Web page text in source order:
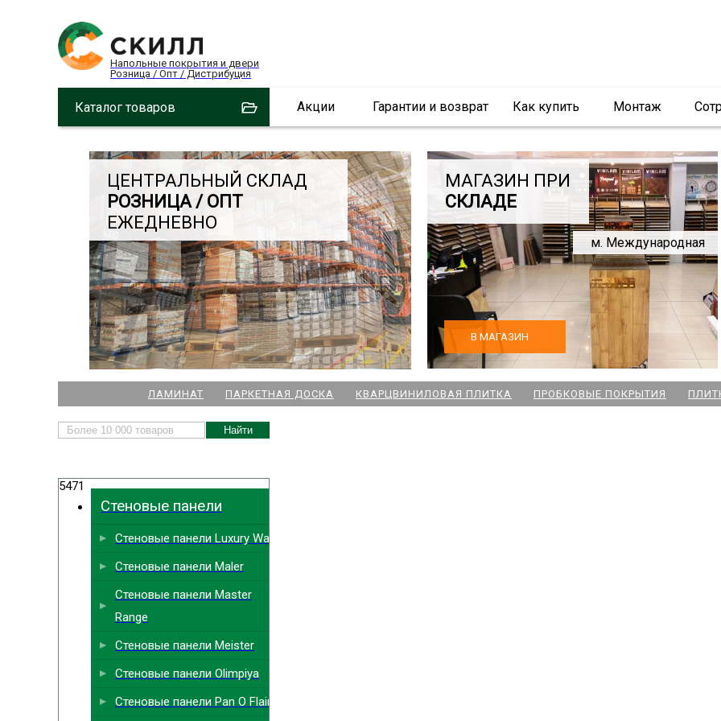
Напольные покрытия и двери
Розница / Опт / Дистрибуция
Каталог товаров Акции Гарантии и возврат Как купить Монтаж
ЦЕНТРАЛЬНЫЙ СКЛАД
РОЗНИЦА / ОПТ
ЕЖЕДНЕВНО
МАГАЗИН ПРИ
СКЛАДЕ
м. Международная
В МАГАЗИН
НАШИ МАГАЗИНЫ
ЛАМИНАТ ПАРКЕТНАЯ ДОСКА КВАРЦВИНИЛОВАЯ ПЛИТКА ПРОБКОВЫЕ ПОКРЫТИЯ
5471
Стеновые панели
Стеновые панели Luxury Wall
Стеновые панели Maler
Стеновые панели Master
Range
Стеновые панели Meister
Стеновые панели Olimpiya
Стеновые панели Pan O Flair